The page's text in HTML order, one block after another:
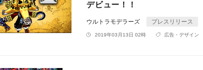
デビュー！！
ウルトラモデラーズ プレスリリース
2019年03月13日 02時 広告・デザイン